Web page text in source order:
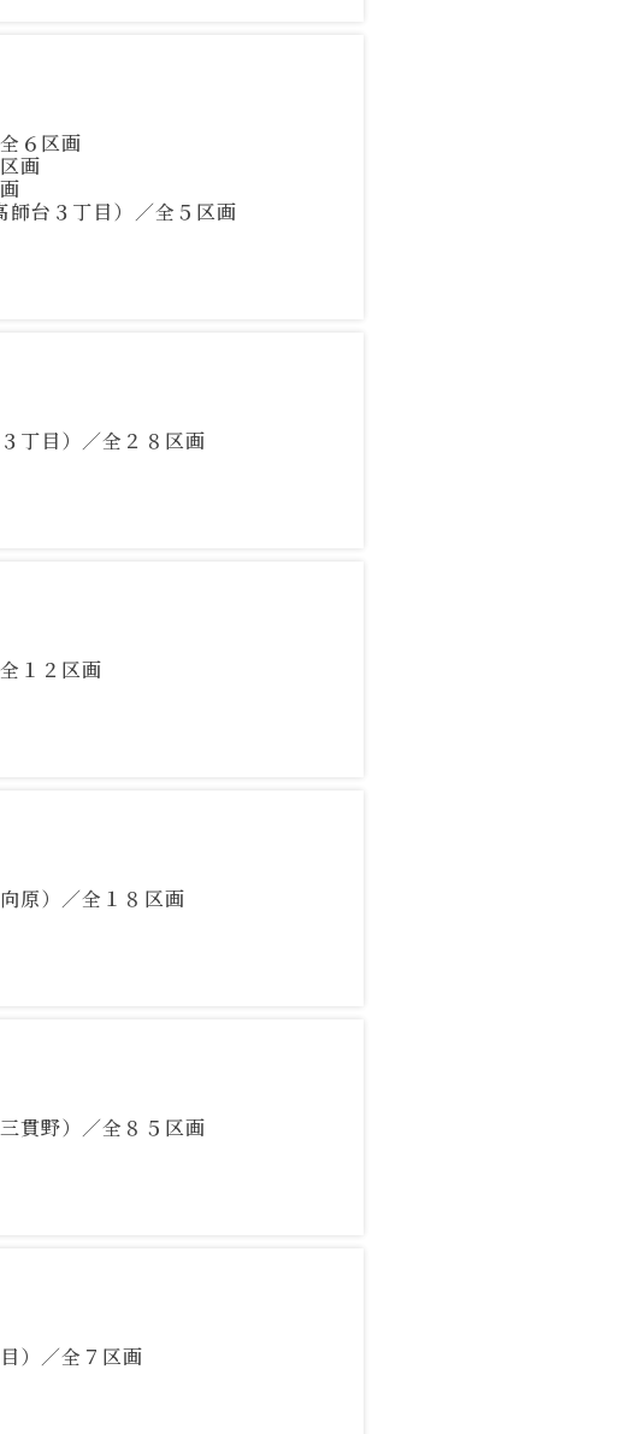
６区画
画
台３丁目）／全５区画
丁目）／全２８区画
１２区画
原）／全１８区画
貫野）／全８５区画
）／全７区画